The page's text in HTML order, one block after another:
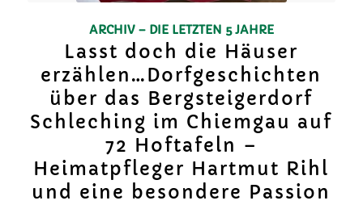
ARCHIV – DIE LETZTEN 5 JAHRE
Lasst doch die Häuser
erzählen…Dorfgeschichten
über das Bergsteigerdorf
Schleching im Chiemgau auf
72 Hoftafeln –
Heimatpfleger Hartmut Rihl
und eine besondere Passion